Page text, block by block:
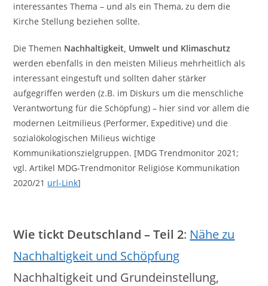
interessantes Thema – und als ein Thema, zu dem die
Kirche Stellung beziehen sollte.
Die Themen Nachhaltigkeit, Umwelt und Klimaschutz
werden ebenfalls in den meisten Milieus mehrheitlich als
interessant eingestuft und sollten daher stärker
aufgegriffen werden (z.B. im Diskurs um die menschliche
Verantwortung für die Schöpfung) – hier sind vor allem die
modernen Leitmilieus (Performer, Expeditive) und die
sozialökologischen Milieus wichtige
Kommunikationszielgruppen. [MDG Trendmonitor 2021;
vgl. Artikel MDG-Trendmonitor Religiöse Kommunikation
2020/21 url-Link]
Wie tickt Deutschland – Teil 2: Nähe zu
Nachhaltigkeit und Schöpfung
Nachhaltigkeit und Grundeinstellung,